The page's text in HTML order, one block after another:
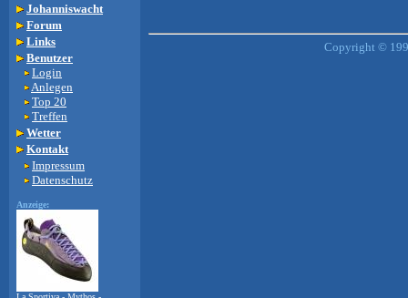
Johanniswacht
Forum
Links
Benutzer
Login
Anlegen
Top 20
Treffen
Wetter
Kontakt
Impressum
Datenschutz
Anzeige:
Copyright ©